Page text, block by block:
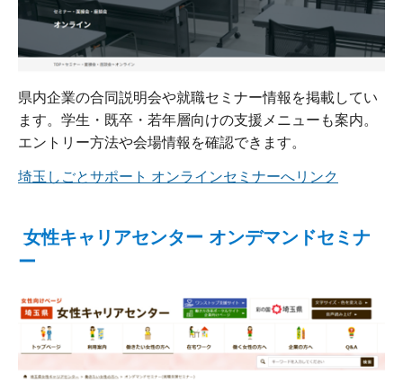
県内企業の合同説明会や就職セミナー情報を掲載してい
ます。学生・既卒・若年層向けの支援メニューも案内。
エントリー方法や会場情報を確認できます。
埼玉しごとサポート オンラインセミナーへリンク
女性キャリアセンター オンデマンドセミナ
ー